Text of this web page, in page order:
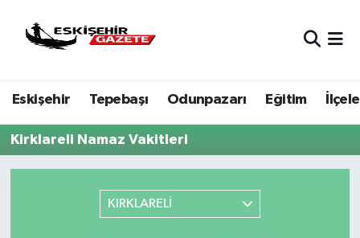
Eskişehir Tepebaşı Odunpazarı Eğitim
Kirklareli Namaz Vakitleri
KIRKLARELİ
Hava Durumu
Eskişehir Namaz Vakitleri